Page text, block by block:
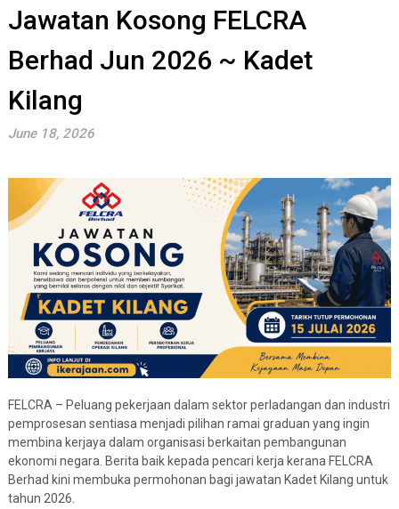
Jawatan Kosong FELCRA
Berhad Jun 2026 ~ Kadet
Kilang
June 18, 2026
FELCRA – Peluang pekerjaan dalam sektor perladangan dan industri
pemprosesan sentiasa menjadi pilihan ramai graduan yang ingin
membina kerjaya dalam organisasi berkaitan pembangunan
ekonomi negara. Berita baik kepada pencari kerja kerana FELCRA
Berhad kini membuka permohonan bagi jawatan Kadet Kilang untuk
tahun 2026.